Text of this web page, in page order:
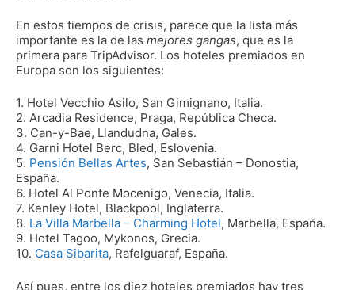
En estos tiempos de crisis, parece que la lista más
importante es la de las mejores gangas, que es la
primera para TripAdvisor. Los hoteles premiados en
Europa son los siguientes:
1. Hotel Vecchio Asilo, San Gimignano, Italia.
2. Arcadia Residence, Praga, República Checa.
3. Can-y-Bae, Llandudna, Gales.
4. Garni Hotel Berc, Bled, Eslovenia.
5. Pensión Bellas Artes, San Sebastián – Donostia,
España.
6. Hotel Al Ponte Mocenigo, Venecia, Italia.
7. Kenley Hotel, Blackpool, Inglaterra.
8. La Villa Marbella – Charming Hotel, Marbella, España.
9. Hotel Tagoo, Mykonos, Grecia.
10. Casa Sibarita, Rafelguaraf, España.
Así pues, entre los diez hoteles premiados hay tres